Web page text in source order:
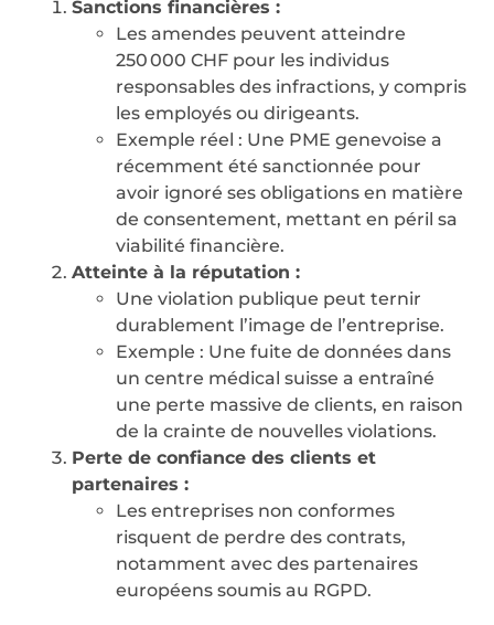
Sanctions financières :
Les amendes peuvent atteindre
250 000 CHF pour les individus
responsables des infractions, y compris
les employés ou dirigeants.
Exemple réel : Une PME genevoise a
récemment été sanctionnée pour
avoir ignoré ses obligations en matière
de consentement, mettant en péril sa
viabilité financière.
Atteinte à la réputation :
Une violation publique peut ternir
durablement l’image de l’entreprise.
Exemple : Une fuite de données dans
un centre médical suisse a entraîné
une perte massive de clients, en raison
de la crainte de nouvelles violations.
Perte de confiance des clients et
partenaires :
Les entreprises non conformes
risquent de perdre des contrats,
notamment avec des partenaires
européens soumis au RGPD.